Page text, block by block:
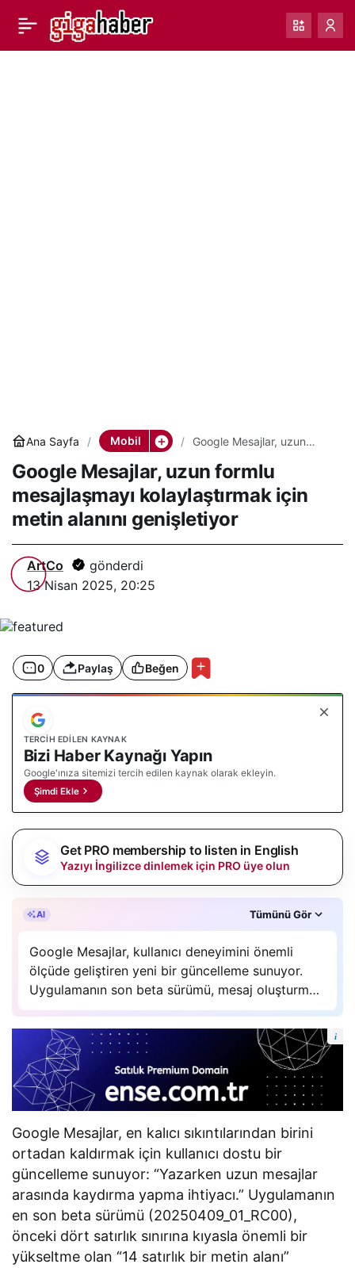
Ana Sayfa Mobil
Google Mesajlar, uzun
kolaylaştırmak için metin
alanını genişletiyor
Google Mesajlar, uzun formlu
mesajlaşmayı kolaylaştırmak için
metin alanını genişletiyor
ArtCo
gönderdi
13 Nisan 2025, 20:25
0 Paylaş Beğen
TERCIH EDILEN KAYNAK
Bizi Haber Kaynağı Yapın
Google'ınıza sitemizi tercih edilen kaynak olarak ekleyin.
Şimdi Ekle
Get PRO membership to listen in English
Yazıyı İngilizce dinlemek için PRO üye olun
AI Tümünü Gör
Google Mesajlar, kullanıcı deneyimini önemli
ölçüde geliştiren yeni bir güncelleme sunuyor.
Uygulamanın son beta sürümü, mesaj oluşturma
alanında dört satır sınırını 14 satıra çıkararak,
kullanıcıların uzun ve detaylı mesajları daha rahat
yazmalarına olanak tanıyor. Bu değişiklik,
özellikle iş…
i
Google Mesajlar, en kalıcı sıkıntılarından birini
ortadan kaldırmak için kullanıcı dostu bir
güncelleme sunuyor: “Yazarken uzun mesajlar
arasında kaydırma yapma ihtiyacı.” Uygulamanın
en son beta sürümü (20250409_01_RC00),
önceki dört satırlık sınırına kıyasla önemli bir
yükseltme olan “14 satırlık bir metin alanı”
Google Mesajlar, uzun